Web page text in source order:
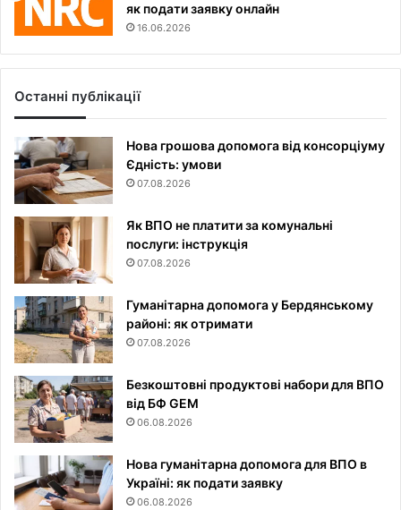
як подати заявку онлайн
16.06.2026
Останні публікації
Нова грошова допомога від консорціуму
Єдність: умови
07.08.2026
Як ВПО не платити за комунальні
послуги: інструкція
07.08.2026
Гуманітарна допомога у Бердянському
районі: як отримати
07.08.2026
Безкоштовні продуктові набори для ВПО
від БФ GEM
06.08.2026
Нова гуманітарна допомога для ВПО в
Україні: як подати заявку
06.08.2026